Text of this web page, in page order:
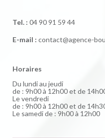
Tel. : 04 90 91 59 44
E-mail : contact@agence-
Horaires
Du lundi au jeudi
de : 9h00 à 12h00 et de
Le vendredi
de : 9h00 à 12h00 et de
Le samedi de : 9h00 à 12h00